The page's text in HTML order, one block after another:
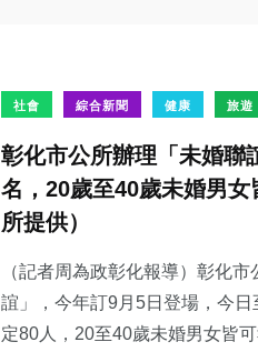
社會 綜合新聞 健康 旅遊
彰化市公所辦理「未婚聯
名，20歲至40歲未婚男
所提供）
（記者周為政彰化報導）彰化
誼」，今年訂9月5日登場，今
定80人，20至40歲未婚男女皆